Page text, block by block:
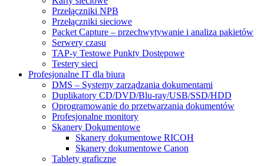
Przełączniki NPB
Przełączniki sieciowe
Packet Capture – przechwytywanie i analiza pakietów
Serwery czasu
TAP-y Testowe Punkty Dostępowe
Testery sieci
Profesjonalne IT dla biura
DMS – Systemy zarządzania dokumentami
Duplikatory CD/DVD/Blu-ray/USB/SSD/HDD
Oprogramowanie do przetwarzania dokumentów
Profesjonalne monitory
Skanery Dokumentowe
Skanery dokumentowe RICOH
Skanery dokumentowe Canon
Tablety graficzne